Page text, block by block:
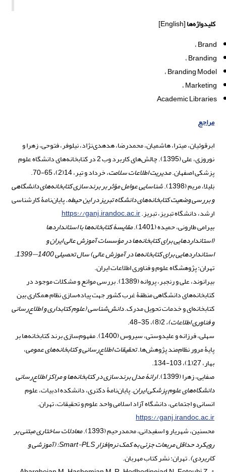
کلیدواژه‌ها[English]
Brand
Branding
Branding Model
Marketing
Academic Libraries
مراجع
ابرقوئیان، میترا، هاشمیان، محمدرضا، هدهدی‌نژاد، نیلوفر، فتوحی، زهرا و
نوروزی، علی (1395). چالش‌های کاربرد وب 2 در کتابخانه‌های دانشگاه علوم
پزشکی اصفهان.مدیریت اطلاعات سلامت،خرداد و تیر، 14(2)، 65-70.
بَلیلا، مریم (1398).
شناسایی عوامل مؤثر بر برندسازی کتابخانه‌های دانشگاهی
و بررسی وضعیت کتابخانه‌های دانشگاه تبریز در این حیطه.پایان‌نامۀ کارشناسی
ارشد، دانشگاه تبریز، تبریز.https://ganj.irandoc.ac.ir
بیرامی طارونی، حمیده (1401).
مقایسۀ کتابخانه‌ها با استانداردها
(استانداردهایی برای کتابخانه‌ها در مؤسسات آموزش عالی ایران و
استانداردهایی برای کتابخانه‌ها در آموزش عالی) سال تحصیلی 1400
—
1399
.
تهران: پژوهشگاه علوم و فناوری اطلاعات ایران.
بیرانوند، علی و رنجبر، پروانه (1389). بررسی موانع و مشکلات موجود در
کتابخانه‌های دانشگاهی منطقۀ غرب کشور جهت پیاده‌سازی نظام همکاری بین
کتابخانه‌ای و خدمات تحویل مدرک.دانش‌شناسی (علوم کتابداری و اطلاع‌رسانی
و فناوری اطلاعات)،2(8)، 35-48.
سهلی، فرزانه و علیدوستی، سیروس (1400). مفهوم‌سازی برند کتابخانه‌ها بر
پایۀ مرور نظام‌مند پژوهش‌ها.تحقیقات اطلاع‌رسانی و کتابخانه‌های عمومی،
بهار، 27(1)، 103-134.
صفایی، زهرا (1399).
ارائۀ مدل برندسازی در کتابخانه‌ها و مراکز اطلاع‌رسانی
دانشگاه‌های علوم پزشکی ایران. پایان‌نامۀ دکتری، دانشکده ادبیات، علوم
انسانی و اجتماعی، دانشگاه آزاد اسلامی واحد علوم و تحقیقات، تهران.
https://ganj.irandoc.ac.ir
محسنین، شهریار و اسفیدانی، محمدرحیم (1393).
معادلات ساختاری مبتنی بر
رویکرد حداقل مربعات جزئی به کمک نرم‌افزارSmart-PLS: (آموزشی و
کاربردی). تهران: نشر کتاب مهربان.